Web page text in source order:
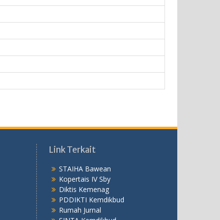
Link Terkait
STAIHA Bawean
Kopertais IV Sby
Diktis Kemenag
PDDIKTI Kemdikbud
Rumah Jurnal